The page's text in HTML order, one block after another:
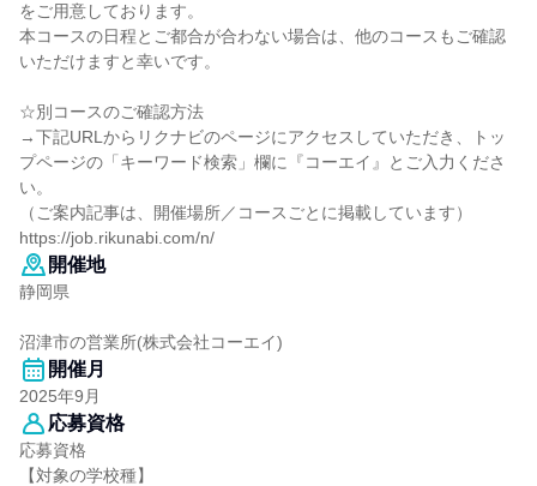
をご用意しております。
本コースの日程とご都合が合わない場合は、他のコースもご確認
いただけますと幸いです。
☆別コースのご確認方法
→下記URLからリクナビのページにアクセスしていただき、トッ
プページの「キーワード検索」欄に『コーエイ』とご入力くださ
い。
（ご案内記事は、開催場所／コースごとに掲載しています）
https://job.rikunabi.com/n/
開催地
静岡県
沼津市の営業所(株式会社コーエイ)
開催月
2025年9月
応募資格
応募資格
【対象の学校種】